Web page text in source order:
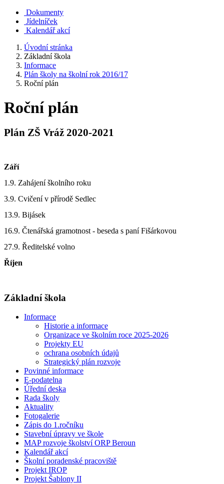
Dokumenty
Jídelníček
Kalendář akcí
Úvodní stránka
Základní škola
Informace
Plán školy na školní rok 2016/17
Roční plán
Roční plán
Plán ZŠ Vráž 2020-2021
Září
1.9. Zahájení školního roku
3.9. Cvičení v přírodě Sedlec
13.9. Bijásek
16.9. Čtenářská gramotnost - beseda s paní Fišárkovou
27.9. Ředitelské volno
Říjen
Základní škola
Informace
Historie a informace
Organizace ve školním roce 2025-2026
Projekty EU
ochrana osobních údajů
Strategický plán rozvoje
Povinné informace
E-podatelna
Úřední deska
Rada školy
Aktuality
Fotogalerie
Zápis do 1.ročníku
Stavební úpravy ve škole
MAP rozvoje školství ORP Beroun
Kalendář akcí
Školní poradenské pracoviště
Projekt IROP
Projekt Šablony II